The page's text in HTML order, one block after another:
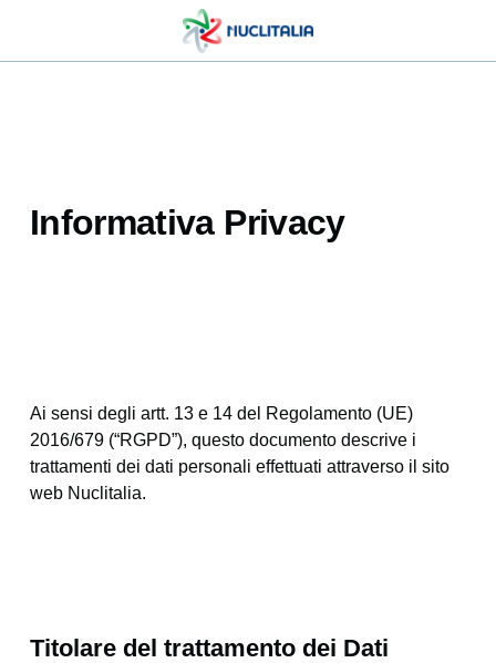
Informativa Privacy
Ai sensi degli artt. 13 e 14 del Regolamento (UE)
2016/679 (“RGPD”), questo documento descrive i
trattamenti dei dati personali effettuati attraverso il sito
web Nuclitalia.
Titolare del trattamento dei Dati